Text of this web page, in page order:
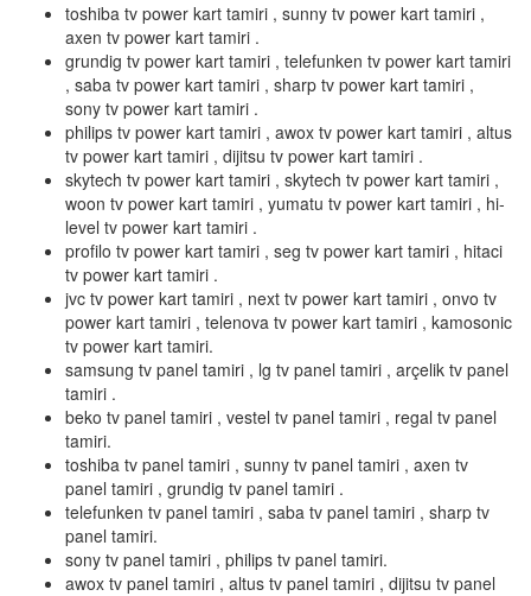
toshiba tv power kart tamiri , sunny tv power kart tamiri ,
axen tv power kart tamiri .
grundig tv power kart tamiri , telefunken tv power kart tamiri
, saba tv power kart tamiri , sharp tv power kart tamiri ,
sony tv power kart tamiri .
philips tv power kart tamiri , awox tv power kart tamiri , altus
tv power kart tamiri , dijitsu tv power kart tamiri .
skytech tv power kart tamiri , skytech tv power kart tamiri ,
woon tv power kart tamiri , yumatu tv power kart tamiri , hi-
level tv power kart tamiri .
profilo tv power kart tamiri , seg tv power kart tamiri , hitaci
tv power kart tamiri .
jvc tv power kart tamiri , next tv power kart tamiri , onvo tv
power kart tamiri , telenova tv power kart tamiri , kamosonic
tv power kart tamiri.
samsung tv panel tamiri , lg tv panel tamiri , arçelik tv panel
tamiri .
beko tv panel tamiri , vestel tv panel tamiri , regal tv panel
tamiri.
toshiba tv panel tamiri , sunny tv panel tamiri , axen tv
panel tamiri , grundig tv panel tamiri .
telefunken tv panel tamiri , saba tv panel tamiri , sharp tv
panel tamiri.
sony tv panel tamiri , philips tv panel tamiri.
awox tv panel tamiri , altus tv panel tamiri , dijitsu tv panel